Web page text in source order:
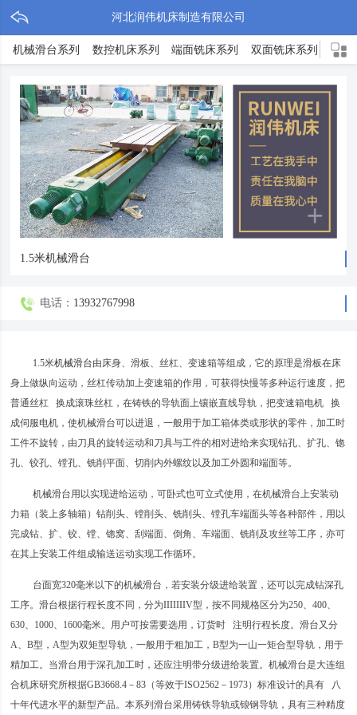
河北润伟机床制造有限公司
机械滑台系列 数控机床系列 端面铣床系列 双面铣床系列 TX
1.5米机械滑台
电话： 13932767998
1.5米机械滑台由床身、滑板、丝杠、变速箱等组成，它的原理是滑板在床
身上做纵向运动，丝杠传动加上变速箱的作用，可获得快慢等多种运行速度，把
普通丝杠 换成滚珠丝杠，在铸铁的导轨面上镶嵌直线导轨，把变速箱电机 换
成伺服电机，使机械滑台可以进退，一般用于加工箱体类或形状的零件，加工时
工件不旋转，由刀具的旋转运动和刀具与工件的相对进给来实现钻孔、扩孔、锪
孔、铰孔、镗孔、铣削平面、切削内外螺纹以及加工外圆和端面等。
机械滑台用以实现进给运动，可卧式也可立式使用，在机械滑台上安装动
力箱（装上多轴箱）钻削头、镗削头、铣削头、镗孔车端面头等各种部件，用以
完成钻、扩、铰、镗、锪窝、刮端面、倒角、车端面、铣削及攻丝等工序，亦可
在其上安装工件组成输送运动实现工作循环。
台面宽320毫米以下的机械滑台，若安装分级进给装置，还可以完成钻深孔
工序。滑台根据行程长度不同，分为IIIIIIIV型，按不同规格区分为250、400、
630、1000、1600毫米。用户可按需要选用，订货时 注明行程长度。滑台又分
A、B型，A型为双矩型导轨，一般用于粗加工，B型为一山一矩合型导轨，用于
精加工。当滑台用于深孔加工时，还应注明带分级进给装置。机械滑台是大连组
合机床研究所根据GB3668.4－83（等效于ISO2562－1973）标准设计的具有 八
十年代进水平的新型产品。本系列滑台采用铸铁导轨或锒钢导轨，具有三种精度